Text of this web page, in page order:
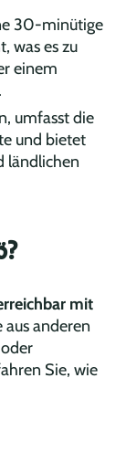
30-minütige
was es zu
einem
umfasst die
und bietet
ländlichen
mit
aus anderen
Sie, wie